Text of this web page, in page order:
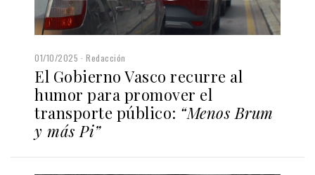
01/10/2025 Redacción
El Gobierno Vasco recurre al
humor para promover el
transporte público: “Menos Brum
y más Pi”